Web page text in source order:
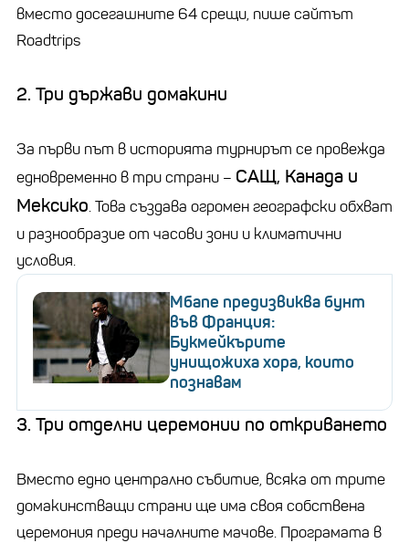
вместо досегашните 64 срещи, пише сайтът
Roadtrips
2. Три държави домакини
За първи път в историята турнирът се провежда
едновременно в три страни – САЩ, Канада и
Мексико. Това създава огромен географски обхват
и разнообразие от часови зони и климатични
условия.
Мбапе предизвиква бунт
във Франция:
Букмейкърите
унищожиха хора, които
познавам
3. Три отделни церемонии по откриването
Вместо едно централно събитие, всяка от трите
домакинстващи страни ще има своя собствена
церемония преди началните мачове. Програмата в